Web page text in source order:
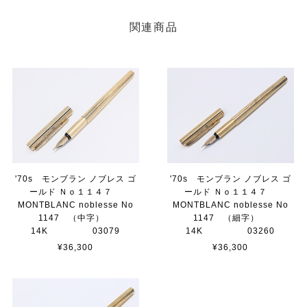
関連商品
'70s モンブラン ノブレス ゴ
ールド Ｎｏ１１４７
MONTBLANC noblesse No
1147 （中字）
14K 03079
¥36,300
'70s モンブラン ノブレス ゴ
ールド Ｎｏ１１４７
MONTBLANC noblesse No
1147 （細字）
14K 03260
¥36,300